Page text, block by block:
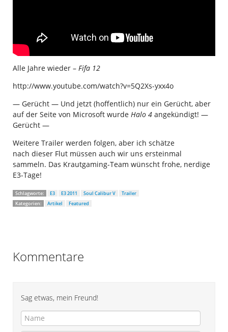
Alle Jahre wieder – Fifa 12
http://www.youtube.com/watch?v=5Q2Xs-yxx4o
— Gerücht — Und jetzt (hoffentlich) nur ein Gerücht, aber
auf der Seite von Microsoft wurde Halo 4 angekündigt! —
Gerücht —
Weitere Trailer werden folgen, aber ich schätze
nach dieser Flut müssen auch wir uns ersteinmal
sammeln. Das Krautgaming-Team wünscht frohe, nerdige
E3-Tage!
Schlagworte: E3 E3 2011 Soul Calibur V
Trailer
Kategorien:
Artikel Featured
Kommentare
Sag etwas, mein Freund!